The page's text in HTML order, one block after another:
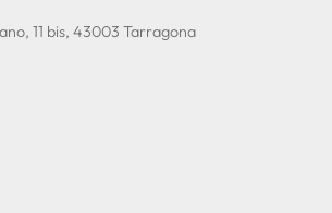
11 bis, 43003 Tarragona